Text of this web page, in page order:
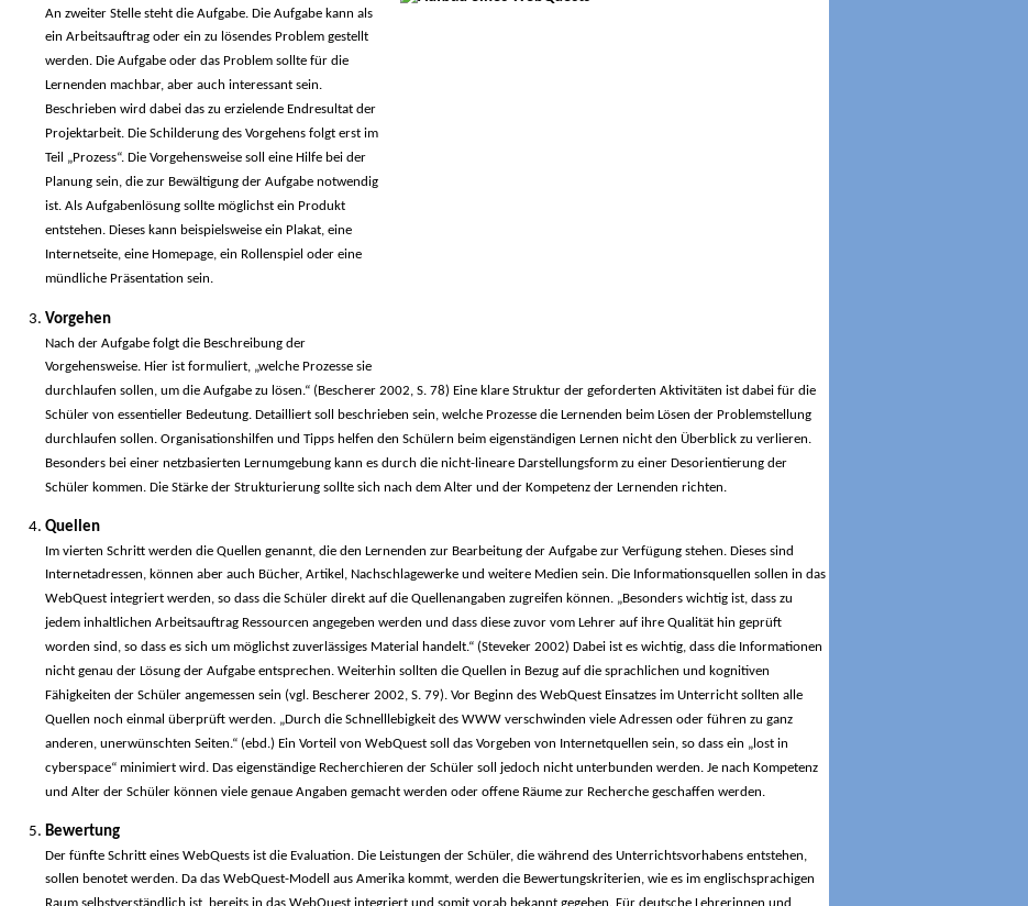
An zweiter Stelle steht die Aufgabe. Die Aufgabe kann als
ein Arbeitsauftrag oder ein zu lösendes Problem gestellt
werden. Die Aufgabe oder das Problem sollte für die
Lernenden machbar, aber auch interessant sein.
Beschrieben wird dabei das zu erzielende Endresultat der
Projektarbeit. Die Schilderung des Vorgehens folgt erst im
Teil „Prozess“. Die Vorgehensweise soll eine Hilfe bei der
Planung sein, die zur Bewältigung der Aufgabe notwendig
ist. Als Aufgabenlösung sollte möglichst ein Produkt
entstehen. Dieses kann beispielsweise ein Plakat, eine
Internetseite, eine Homepage, ein Rollenspiel oder eine
mündliche Präsentation sein.
Vorgehen
Nach der Aufgabe folgt die Beschreibung der
Vorgehensweise. Hier ist formuliert, „welche Prozesse sie
durchlaufen sollen, um die Aufgabe zu lösen.“ (Bescherer 2002, S. 78) Eine klare Struktur der geforderten Aktivitäten ist dabei für die
Schüler von essentieller Bedeutung. Detailliert soll beschrieben sein, welche Prozesse die Lernenden beim Lösen der Problemstellung
durchlaufen sollen. Organisationshilfen und Tipps helfen den Schülern beim eigenständigen Lernen nicht den Überblick zu verlieren.
Besonders bei einer netzbasierten Lernumgebung kann es durch die nicht-lineare Darstellungsform zu einer Desorientierung der
Schüler kommen. Die Stärke der Strukturierung sollte sich nach dem Alter und der Kompetenz der Lernenden richten.
Quellen
Im vierten Schritt werden die Quellen genannt, die den Lernenden zur Bearbeitung der Aufgabe zur Verfügung stehen. Dieses sind
Internetadressen, können aber auch Bücher, Artikel, Nachschlagewerke und weitere Medien sein. Die Informationsquellen sollen in das
WebQuest integriert werden, so dass die Schüler direkt auf die Quellenangaben zugreifen können. „Besonders wichtig ist, dass zu
jedem inhaltlichen Arbeitsauftrag Ressourcen angegeben werden und dass diese zuvor vom Lehrer auf ihre Qualität hin geprüft
worden sind, so dass es sich um möglichst zuverlässiges Material handelt.“ (Steveker 2002) Dabei ist es wichtig, dass die Informationen
nicht genau der Lösung der Aufgabe entsprechen. Weiterhin sollten die Quellen in Bezug auf die sprachlichen und kognitiven
Fähigkeiten der Schüler angemessen sein (vgl. Bescherer 2002, S. 79). Vor Beginn des WebQuest Einsatzes im Unterricht sollten alle
Quellen noch einmal überprüft werden. „Durch die Schnelllebigkeit des WWW verschwinden viele Adressen oder führen zu ganz
anderen, unerwünschten Seiten.“ (ebd.) Ein Vorteil von WebQuest soll das Vorgeben von Internetquellen sein, so dass ein „lost in
cyberspace“ minimiert wird. Das eigenständige Recherchieren der Schüler soll jedoch nicht unterbunden werden. Je nach Kompetenz
und Alter der Schüler können viele genaue Angaben gemacht werden oder offene Räume zur Recherche geschaffen werden.
Bewertung
Der fünfte Schritt eines WebQuests ist die Evaluation. Die Leistungen der Schüler, die während des Unterrichtsvorhabens entstehen,
sollen benotet werden. Da das WebQuest-Modell aus Amerika kommt, werden die Bewertungskriterien, wie es im englischsprachigen